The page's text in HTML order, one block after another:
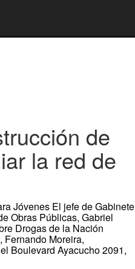
de
la red de
Jóvenes El jefe de Gabinete
Obras Públicas, Gabriel
Drogas de la Nación
Fernando Moreira,
Boulevard Ayacucho 2091,